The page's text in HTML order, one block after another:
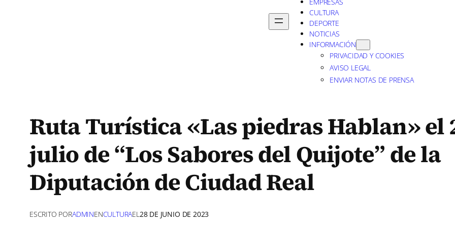
CULTURA
DEPORTE
NOTICIAS
INFORMACIÓN
PRIVACIDAD Y COOKIES
AVISO LEGAL
ENVIAR NOTAS DE PRENSA
Ruta Turística «Las piedras Hablan» el
julio de “Los Sabores del Quijote” de la
Diputación de Ciudad Real
ESCRITO PORADMINENCULTURAEL 28 DE JUNIO DE 2023